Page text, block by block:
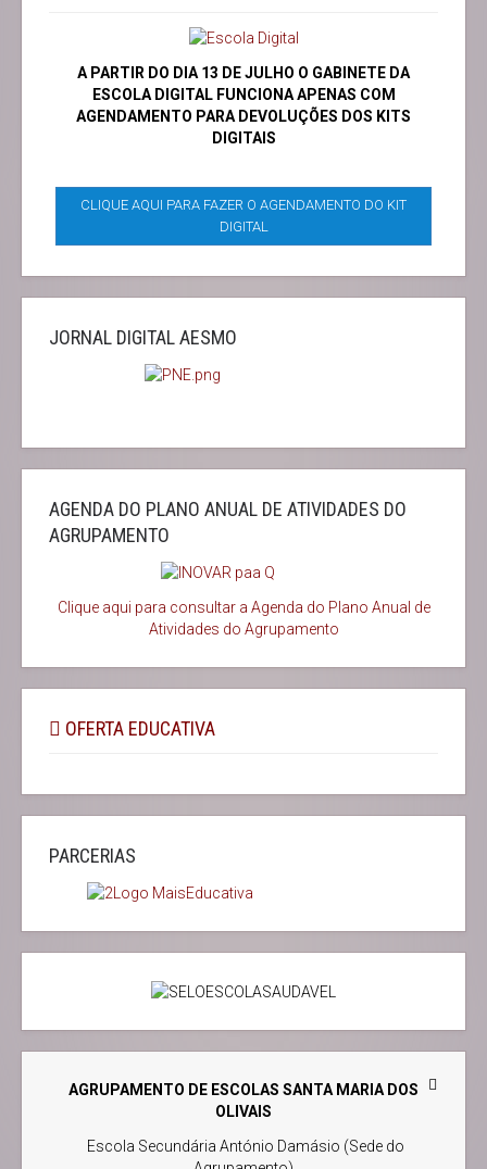
A PARTIR DO DIA 13 DE JULHO O GABINETE DA
ESCOLA DIGITAL FUNCIONA APENAS COM
AGENDAMENTO PARA DEVOLUÇÕES DOS KITS
DIGITAIS
CLIQUE AQUI PARA FAZER O AGENDAMENTO DO KIT
DIGITAL
JORNAL DIGITAL AESMO
AGENDA DO PLANO ANUAL DE ATIVIDADES DO
AGRUPAMENTO
Clique aqui para consultar a Agenda do Plano Anual de
Atividades do Agrupamento
OFERTA EDUCATIVA
PARCERIAS
AGRUPAMENTO DE ESCOLAS SANTA MARIA DOS
OLIVAIS
Escola Secundária António Damásio (Sede do